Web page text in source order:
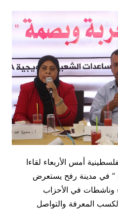
أمس الأربعاء لقاءا
” في مدينة رفح يستعرض
وناشطات في الأحزاب
المعرفة والتواصل